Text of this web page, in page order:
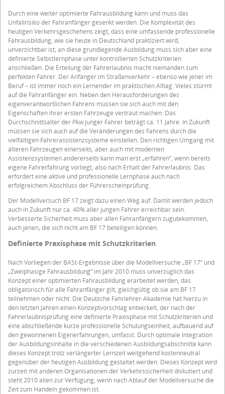
Durch eine weiter optimierte Fahrausbildung kann und muss das
Unfallrisiko der Fahranfänger gesenkt werden. Die Komplexität des
heutigen Verkehrsgeschehens zeigt, dass eine umfassende professionelle
Fahrausbildung, wie sie heute in Deutschland praktiziert wird,
unverzichtbar ist; an diese grundlegende Ausbildung muss sich aber eine
definierte Selbstlernphase unter kontrollierten Schutzkriterien
anschließen. Die Erteilung der Fahrerlaubnis macht niemanden zum
perfekten Fahrer. Der Anfänger im Straßenverkehr – ebenso wie jener im
Beruf – ist immer noch ein Lernender im praktischen Alltag. Vieles stürmt
auf die Fahranfänger ein. Neben den Herausforderungen des
eigenverantwortlichen Fahrens müssen sie sich auch mit den
Eigenschaften ihrer ersten Fahrzeuge vertraut machen: Das
Durchschnittsalter der Pkw junger Fahrer beträgt ca. 11 Jahre. In Zukunft
müssen sie sich auch auf die Veränderungen des Fahrens durch die
vielfältigen Fahrerassistenzsysteme einstellen. Den richtigen Umgang mit
älteren Fahrzeugen einerseits, aber auch mit modernen
Assistenzsystemen andererseits kann man erst „erfahren“, wenn bereits
eigene Fahrerfahrung vorliegt, also nach Erhalt der Fahrerlaubnis. Das
erfordert eine aktive und professionelle Lernphase auch nach
erfolgreichem Abschluss der Führerscheinprüfung.
Der Modellversuch BF 17 zeigt dazu einen Weg auf. Damit werden jedoch
auch in Zukunft nur ca. 40% aller jungen Fahrer erreichbar sein.
Verbesserte Sicherheit muss aber allen Fahranfängern zugutekommen,
auch jenen, die sich nicht am BF 17 beteiligen können.
Definierte Praxisphase mit Schutzkriterien
Nach Vorliegen der BASt-Ergebnisse über die Modellversuche „BF 17“ und
„Zweiphasige Fahrausbildung“ im Jahr 2010 muss unverzüglich das
Konzept einer optimierten Fahrausbildung erarbeitet werden, das
obligatorisch für alle Fahranfänger gilt, gleichgültig ob sie am BF 17
teilnehmen oder nicht. Die Deutsche Fahrlehrer-Akademie hat hierzu in
den letzten Jahren einen Konzeptvorschlag entwickelt, der nach der
Fahrerlaubnisprüfung eine definierte Praxisphase mit Schutzkriterien und
eine abschließende kurze professionelle Schulungseinheit, aufbauend auf
den gewonnenen Eigenerfahrungen, umfasst. Durch optimale Integration
der Ausbildungsinhalte in die verschiedenen Ausbildungsabschnitte kann
dieses Konzept trotz verlängerter Lernzeit weitgehend kostenneutral
gegenüber der heutigen Ausbildung gestaltet werden. Dieses Konzept wird
zurzeit mit anderen Organisationen der Verkehrssicherheit diskutiert und
steht 2010 allen zur Verfügung, wenn nach Ablauf der Modellversuche die
Zeit zum Handeln gekommen ist.